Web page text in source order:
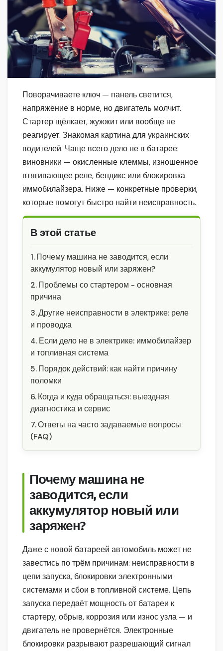
Поворачиваете ключ — панель светится,
напряжение в норме, но двигатель молчит.
Стартер щёлкает, жужжит или вообще не
реагирует. Знакомая картина для украинских
водителей. Чаще всего дело не в батарее:
виновники — окисленные клеммы, изношенное
втягивающее реле, бендикс или блокировка
иммобилайзера. Ниже — конкретные проверки,
которые помогут быстро найти неисправность.
В этой статье
Почему машина не заводится, если
аккумулятор новый или заряжен?
Проблемы со стартером - основная
причина
Другие неисправности в электрике: реле
и проводка
Если дело не в электрике: иммобилайзер
и топливная система
Порядок действий: как найти причину
поломки
Когда и куда обращаться: выездная
диагностика и сервис
Ответы на часто задаваемые вопросы
(FAQ)
Почему машина не
заводится, если
аккумулятор новый или
заряжен?
Даже с новой батареей автомобиль может не
завестись по трём причинам: неисправности в
цепи запуска, блокировки электронными
системами и сбои в топливной системе. Цепь
запуска передаёт мощность от батареи к
стартеру, обрыв, коррозия или износ узла — и
двигатель не провернётся. Электронные
блокировки разрывают разрешающий сигнал